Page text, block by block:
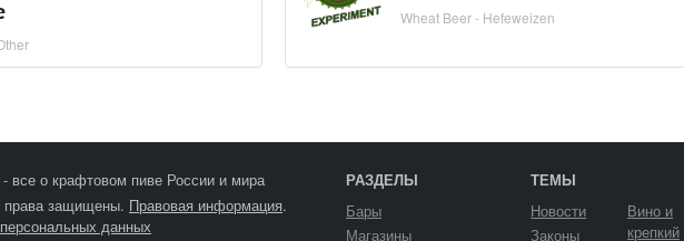
Wheat Beer - Hefeweizen
все о крафтовом пиве России и мира
защищены. Правовая информация.
данных
РАЗДЕЛЫ
Бары
Магазины
ТЕМЫ
Новости
Законы
Вино и
крепкий